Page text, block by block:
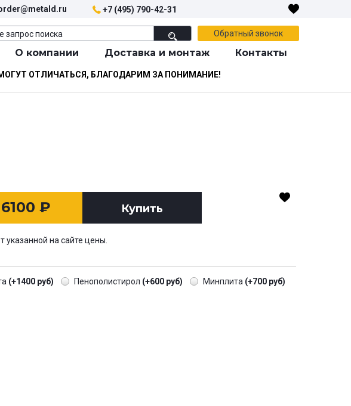
+7 (495) 790-42-31
Обратный звонок
О компании Доставка и монтаж Контакты
ОТЛИЧАТЬСЯ, БЛАГОДАРИМ ЗА ПОНИМАНИЕ!
₽ Купить
указанной на сайте цены.
(+1400 руб) Пенополистирол (+600 руб) Минплита (+700 руб)